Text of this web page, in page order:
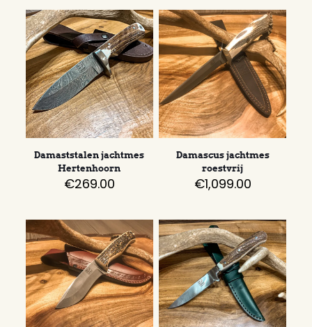
Damaststalen jachtmes
Hertenhoorn
€269.00
Damascus jachtmes
roestvrij
€1,099.00